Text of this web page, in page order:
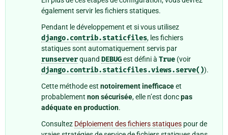
également servir les fichiers statiques.
Pendant le développement et si vous utilisez
django.contrib.staticfiles, les fichiers
statiques sont automatiquement servis par
runserverquand DEBUGest défini à True (voir
django.contrib.staticfiles.views.serve()).
Cette méthode est notoirement inefficaceet
probablement non sécurisée, elle n’est doncpas
adéquate en production.
Consultez Déploiement des fichiers statiques pour de